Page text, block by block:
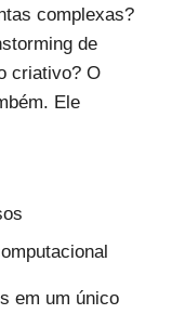
complexas?
de
criativo? O
Ele
em um único